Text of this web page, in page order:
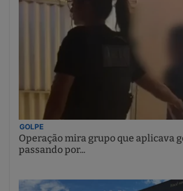
GOLPE
Operação mira grupo que aplicava
passando por...